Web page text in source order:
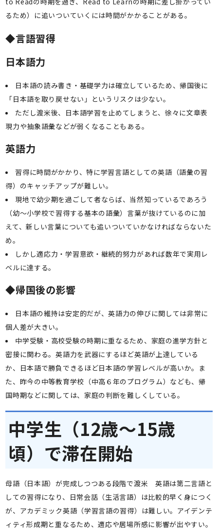
るため）に追いついていくには時間がかかることがある。
◆言語習得
日本語力
日本語の読み書き・基礎学力は確立しているため、帰国後に
「日本語を取り戻せない」というリスクは少ない。
ただし渡米後、日本語学習を止めてしまうと、徐々に文章表
現力や抽象語彙などが弱くなることもある。
英語力
習得に時間がかかり、特に学習言語としての英語（語彙の習
得）のキャッチアップが難しい。
現地で幼少期を過ごして者ならば、当然知っているであろう
（幼～小学校で習得する基本の語彙）言葉が抜けているのに加
えて、新しい言葉についても追いついていかなければならないた
め。
しかし適応力・学習意欲・継続的努力があれば数年で実用レ
ベルに達する。
◆帰国後の影響
日本語の維持は安定的だが、英語力の伸びに関しては非常に
個人差が大きい。
中学受験・高校受験の時期に重なるため、家庭の進学方針と
密接に関わる。英語力を武器にするほど英語が上達している
か、日本語で勝負できるほど日本語の学習レベルが高いか。ま
た、昨今の中等教育学校（中高６年のプログラム）なども、帰
国時期などに関しては、家庭の判断を難しくしている。
中学生（12歳～15歳
頃）で滞在開始
母語（日本語）が完成しつつある段階で渡米 英語は第二言語と
しての習得になり、日常会話（生活言語）は比較的早く身につく
が、アカデミック英語（学習言語の習得）は難しい。アイデンテ
ィティ形成期と重なるため、適応や居場所感に影響が出やすい。